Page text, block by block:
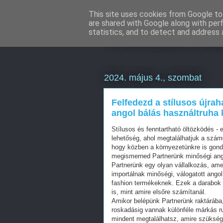
Weboldal
2024. május 4., szombat
Felfedezd a stílusos
angol bálás használtruha
Stílusos és fenntartható öltözködés -
lehetőség, ahol megtalálhatjuk a
hogy közben a környezetünkre is
megismerned Partnerünk minőségi
Partnerünk egy olyan vállalkozás,
importálnak minőségi, válogatott
fashion termékeknek. Ezek a
is, mint amire elsőre számítanál.
Amikor belépünk Partnerünk
roskadásig vannak különféle márkás
mindent megtalálhatsz, amire
This site uses cookies from Google
are shared with Google along with
statistics, and to detect and address